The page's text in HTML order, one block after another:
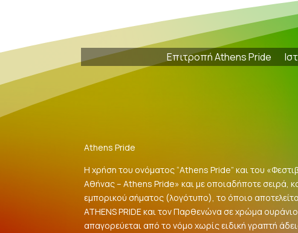
Επιτροπή Athens Pride
Athens Pride
Η χρήση του ονόματος “Athens Pride” και του
Αθήνας – Athens Pride» και με οποιαδήποτε σειρά,
εμπορικού σήματος (λογότυπο), το όποιο
ATHENS PRIDE και τον Παρθενώνα σε χρώμα
απαγορεύεται από το νόμο χωρίς ειδική γραπτή